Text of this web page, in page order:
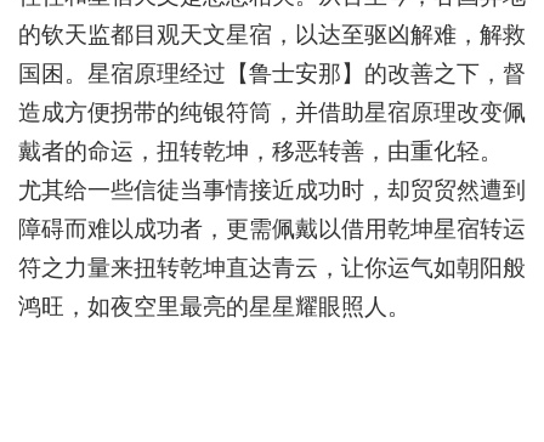
的钦天监都目观天文星宿，以达至驱凶解难，解救
国困。星宿原理经过【鲁士安那】的改善之下，督
造成方便拐带的纯银符筒，并借助星宿原理改变佩
戴者的命运，扭转乾坤，移恶转善，由重化轻。
尤其给一些信徒当事情接近成功时，却贸贸然遭到
障碍而难以成功者，更需佩戴以借用乾坤星宿转运
符之力量来扭转乾坤直达青云，让你运气如朝阳般
鸿旺，如夜空里最亮的星星耀眼照人。